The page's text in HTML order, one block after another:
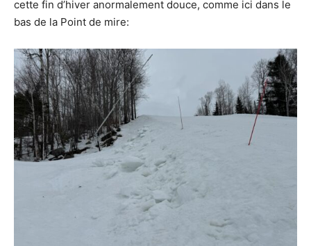
cette fin d’hiver anormalement douce, comme ici dans le
bas de la Point de mire: